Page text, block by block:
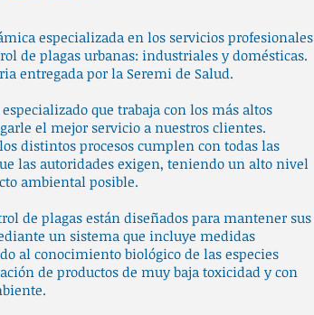
especializada en los servicios profesionales
de plagas urbanas: industriales y domésticas.
entregada por la Seremi de Salud.
que trabaja con los más altos
el mejor servicio a nuestros clientes.
distintos procesos cumplen con todas las
las autoridades exigen, teniendo un alto nivel
ambiental posible.
de plagas están diseñados para mantener sus
un sistema que incluye medidas
al conocimiento biológico de las especies
de productos de muy baja toxicidad y con